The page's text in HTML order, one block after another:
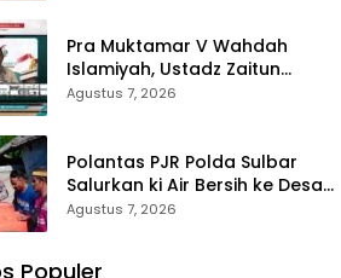
Pra Muktamar V Wahdah
Islamiyah, Ustadz Zaitun
Rasmin: Momentum Perkuat
Agustus 7, 2026
Polantas PJR Polda Sulbar
Salurkan ki Air Bersih ke Desa
Saloleyang, Bantuan Nyata di
Agustus 7, 2026
Populer